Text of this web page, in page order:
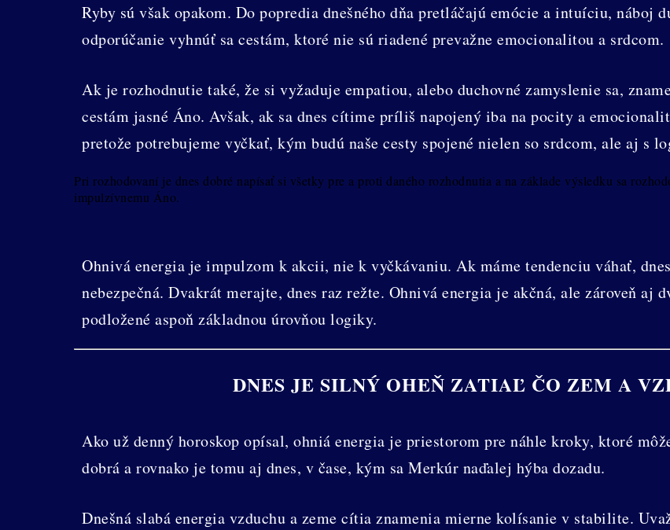
Ryby sú však opakom. Do popredia dnešného dňa pretláčajú emócie a intuíciu, náboj
odporúčanie vyhnúť sa cestám, ktoré nie sú riadené prevažne emocionalitou a srdcom.
Ak je rozhodnutie také, že si vyžaduje empatiou, alebo duchovné zamyslenie sa,
cestám jasné Áno. Avšak, ak sa dnes cítime príliš napojený iba na pocity a
pretože potrebujeme vyčkať, kým budú naše cesty spojené nielen so srdcom, ale aj s
Pri rozhodovaní je dnes dobré napísať si všetky pre a proti daného rozhodnutia a na základe výsledku sa
impulzívnemu Áno.
Ohnivá energia je impulzom k akcii, nie k vyčkávaniu. Ak máme tendenciu váhať,
nebezpečná. Dvakrát merajte, dnes raz režte. Ohnivá energia je akčná, ale zároveň aj
podložené aspoň základnou úrovňou logiky.
DNES JE SILNÝ OHEŇ ZATIAĽ ČO ZEM A
Ako už denný horoskop opísal, ohniá energia je priestorom pre náhle kroky, ktoré
dobrá a rovnako je tomu aj dnes, v čase, kým sa Merkúr naďalej hýba dozadu.
Dnešná slabá energia vzduchu a zeme cítia znamenia mierne kolísanie v stabilite.